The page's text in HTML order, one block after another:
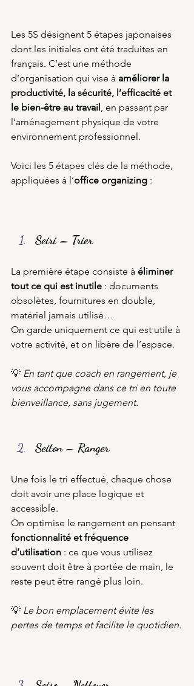
Les 5S désignent 5 étapes japonaises
dont les initiales ont été traduites en
français. C’est une méthode
d’organisation qui vise à améliorer la
productivité, la sécurité, l’efficacité et
le bien-être au travail , en passant par
l’aménagement physique de votre
environnement professionnel.
Voici les 5 étapes clés de la méthode,
appliquées à l’office organizing :
Seiri – Trier
La première étape consiste à éliminer
tout ce qui est inutile : documents
obsolètes, fournitures en double,
matériel jamais utilisé…
On garde uniquement ce qui est utile à
votre activité, et on libère de l’espace.
💡 En tant que coach en rangement, je
vous accompagne dans ce tri en toute
bienveillance, sans jugement.
Seiton – Ranger
Une fois le tri effectué, chaque chose
doit avoir une place logique et
accessible.
On optimise le rangement en pensant
fonctionnalité et fréquence
d’utilisation : ce que vous utilisez
souvent doit être à portée de main, le
reste peut être rangé plus loin.
💡 Le bon emplacement évite les
pertes de temps et facilite le quotidien.